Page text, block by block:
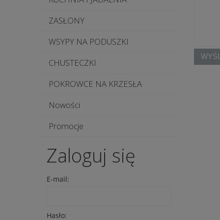
ZASŁONY
WSYPY NA PODUSZKI
CHUSTECZKI
POKROWCE NA KRZESŁA
Nowości
Promocje
Zaloguj się
E-mail:
Hasło: